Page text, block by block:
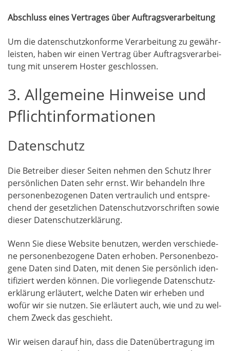
Abschluss eines Ver­tra­ges über Auftragsverarbeitung
Um die daten­schutz­kon­for­me Ver­ar­bei­tung zu gewähr­
leis­ten, haben wir einen Ver­trag über Auf­trags­ver­ar­bei­
tung mit unse­rem Hos­ter geschlossen.
3. Allgemeine Hinweise und
Pflichtinformationen
Datenschutz
Die Betrei­ber die­ser Sei­ten neh­men den Schutz Ihrer
per­sön­li­chen Daten sehr ernst. Wir behan­deln Ihre
per­so­nen­be­zo­ge­nen Daten ver­trau­lich und ent­spre­
chend der gesetz­li­chen Daten­schutz­vor­schrif­ten sowie
die­ser Datenschutzerklärung.
Wenn Sie die­se Web­site benut­zen, wer­den ver­schie­de­
ne per­so­nen­be­zo­ge­ne Daten erho­ben. Per­so­nen­be­zo­
ge­ne Daten sind Daten, mit denen Sie per­sön­lich iden­
ti­fi­ziert wer­den kön­nen. Die vor­lie­gen­de Daten­schutz­
er­klä­rung erläu­tert, wel­che Daten wir erhe­ben und
wofür wir sie nut­zen. Sie erläu­tert auch, wie und zu wel­
chem Zweck das geschieht.
Wir wei­sen dar­auf hin, dass die Daten­über­tra­gung im